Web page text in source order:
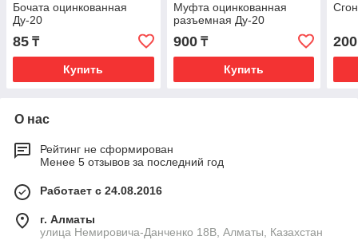
Бочата оцинкованная
Ду-20
85 ₸
Купить
Муфта оцинкованная
разъемная Ду-20
900₸
Купить
200
О нас
Рейтинг не сформирован
Менее 5 отзывов за последний год
Работает с 24.08.2016
г. Алматы
улица Немировича-Данченко 18В, Алматы, Казахстан